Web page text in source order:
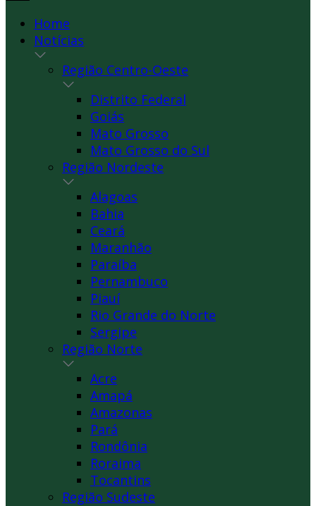
Home
Notícias
Região Centro-Oeste
Distrito Federal
Goiás
Mato Grosso
Mato Grosso do Sul
Região Nordeste
Alagoas
Bahia
Ceará
Maranhão
Paraíba
Pernambuco
Piauí
Rio Grande do Norte
Sergipe
Região Norte
Acre
Amapá
Amazonas
Pará
Rondônia
Roraima
Tocantins
Região Sudeste